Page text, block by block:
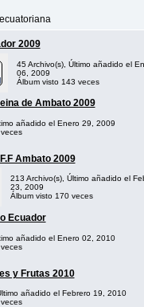
2009
45 Archivo(s), Último añadido el
06, 2009
Álbum visto 143 veces
de Ambato 2009
añadido el Enero 29, 2009
Ambato 2009
213 Archivo(s), Último añadido el
23, 2009
Álbum visto 170 veces
Ecuador
añadido el Enero 02, 2010
y Frutas 2010
añadido el Febrero 19, 2010